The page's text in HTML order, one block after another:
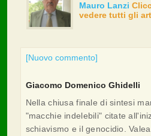
Mauro Lanzi
vedere tutti gli
[Nuovo commento]
Giacomo Domenico Ghidelli
Nella chiusa finale di sintesi
"macchie indelebili" citate
schiavismo e il genocidio.